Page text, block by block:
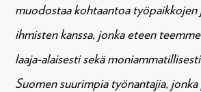
muodostaa kohtaantoa työpaikkojen
ihmisten kanssa, jonka eteen
laaja-alaisesti sekä
Suomen suurimpia työnantajia,